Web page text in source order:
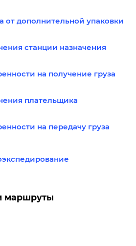
от дополнительной упаковки
станции назначения
на получение груза
плательщика
на передачу груза
маршруты